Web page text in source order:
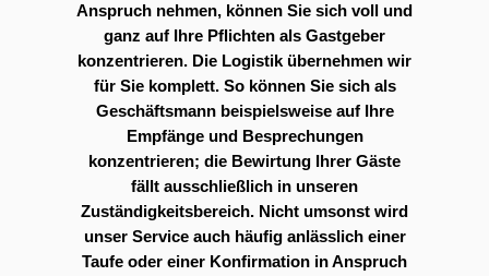
Anspruch nehmen, können Sie sich voll und
ganz auf Ihre Pflichten als Gastgeber
konzentrieren. Die Logistik übernehmen wir
für Sie komplett. So können Sie sich als
Geschäftsmann beispielsweise auf Ihre
Empfänge und Besprechungen
konzentrieren; die Bewirtung Ihrer Gäste
fällt ausschließlich in unseren
Zuständigkeitsbereich. Nicht umsonst wird
unser Service auch häufig anlässlich einer
Taufe oder einer Konfirmation in Anspruch